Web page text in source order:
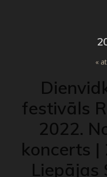
«
festivāls
2022.
koncerts |
Liepājas